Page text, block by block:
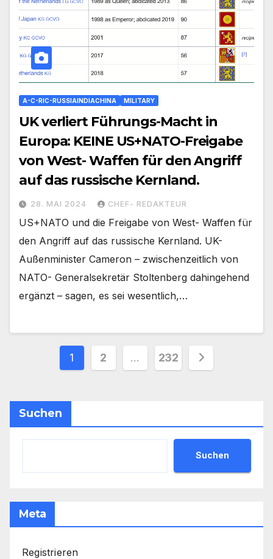
A-C-RIC-RUSSIAINDIACHINA MILITARY
UK verliert Führungs-Macht in
Europa: KEINE US+NATO-Freigabe
von West- Waffen für den Angriff
auf das russische Kernland.
28. MAI 2024 CHEF- REDAKTEUR
US+NATO und die Freigabe von West- Waffen für
den Angriff auf das russische Kernland. UK-
Außenminister Cameron – zwischenzeitlich von
NATO- Generalsekretär Stoltenberg dahingehend
ergänzt – sagen, es sei wesentlich,…
Seitennummerierung
Beiträge
1 2 … 232
Suchen
Suchen
Meta
Registrieren